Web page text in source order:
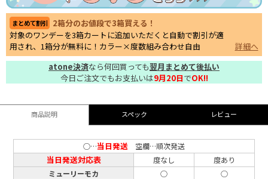
まとめて割引
2箱分のお値段で3箱買える！
対象のワンデーを3箱カートに追加いただくと自動で割引が適
用され、1箱分が無料に！カラー×度数組み合わせ自由
詳細へ
atone決済なら何回買っても翌月まとめて後払い
今日ご注文でもお支払いは9月20日でOK!!
商品説明 スペック レビュー
○…当日発送 空欄…順次発送
当日発送対応表 度なし
度あり
ミューリーモカ
○
○